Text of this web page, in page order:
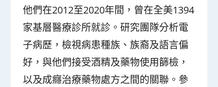
他們在2012至2020年間，曾在全美1394
家基層醫療診所就診。研究團隊分析電
子病歷，檢視病患種族、族裔及語言偏
好，與他們接受酒精及藥物使用篩檢，
以及成癮治療藥物處方之間的關聯。參